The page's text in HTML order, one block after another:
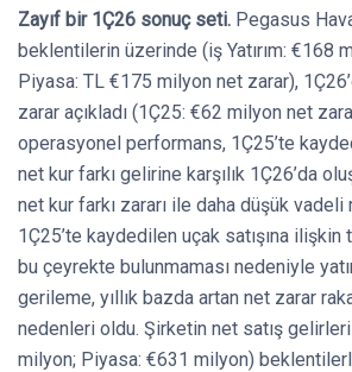
Zayıf bir 1Ç26 sonuç seti. Pegasus
beklentilerin üzerinde (iş Yatırım: €168
Piyasa: TL €175 milyon net zarar),
zarar açıkladı (1Ç25: €62 milyon net
operasyonel performans, 1Ç25’te
net kur farkı gelirine karşılık 1Ç26’da
net kur farkı zararı ile daha düşük
1Ç25’te kaydedilen uçak satışına
bu çeyrekte bulunmaması nedeniyle
gerileme, yıllık bazda artan net zarar
nedenleri oldu. Şirketin net satış gelirleri
milyon; Piyasa: €631 milyon)